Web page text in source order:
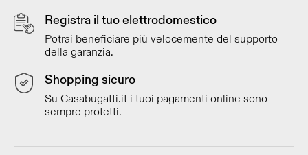
Registra il tuo elettrodomestico
Potrai beneficiare più velocemente del supporto
della garanzia.
Shopping sicuro
Su Casabugatti.it i tuoi pagamenti online sono
sempre protetti.